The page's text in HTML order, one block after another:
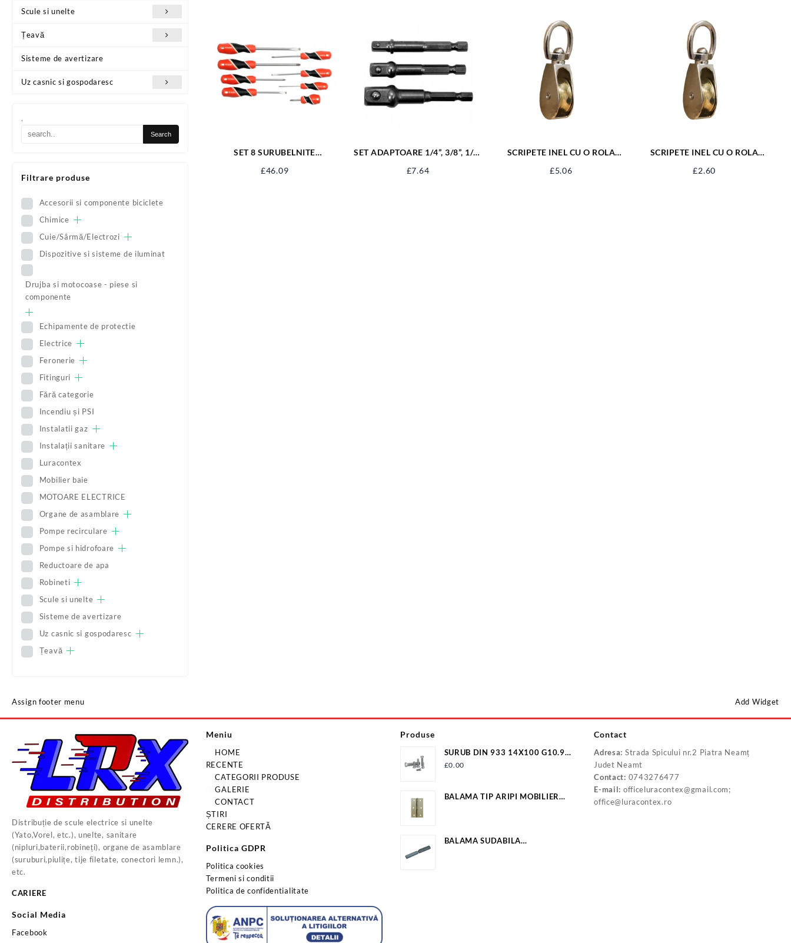
Scule si unelte
Țeavă
Sisteme de avertizare
Uz casnic si gospodaresc
.
Filtrare produse
Accesorii si componente biciclete
Chimice
Cuie/Sârmă/Electrozi
Dispozitive si sisteme de iluminat
Drujba si motocoase - piese si
componente
Echipamente de protectie
Electrice
Feronerie
Fitinguri
Fără categorie
Incendiu și PSI
Instalatii gaz
Instalații sanitare
Luracontex
Mobilier baie
MOTOARE ELECTRICE
Organe de asamblare
Pompe recirculare
Pompe si hidrofoare
Reductoare de apa
Robineti
Scule si unelte
Sisteme de avertizare
Uz casnic si gospodaresc
Țeavă
SET 8 SURUBELNITE
£46.09
SET ADAPTOARE 1/4”, 3/8”, 1/2”
£7.64
SCRIPETE INEL CU O ROLA
£5.06
SCRIPETE INEL CU O ROLA
£2.60
Assign footer menu Add Widget
Distribuție de scule electrice si unelte
(Yato,Vorel, etc.), unelte, sanitare
(nipluri,baterii,robineți), organe de asamblare
(suruburi,piulițe, tije filetate, conectori lemn.),
etc.
CARIERE
Social Media
Facebook
Meniu
HOME
RECENTE
CATEGORII PRODUSE
GALERIE
CONTACT
ȘTIRI
CERERE OFERTĂ
Politica GDPR
Politica cookies
Termeni si conditii
Politica de confidentialitate
Produse
SURUB DIN 933 14X100 G10.9
NAT S933M14X100G10.9
£0.00
BALAMA TIP ARIPI MOBILIER
BALAMA SUDABILA
Contact
Adresa: Strada Spicului nr.2 Piatra Neamț
Judet Neamt
Contact: 0743276477
E-mail: officeluracontex@gmail.com;
office@luracontex.ro